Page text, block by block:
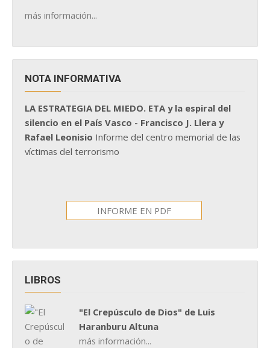
más información...
NOTA INFORMATIVA
LA ESTRATEGIA DEL MIEDO. ETA y la espiral del
silencio en el País Vasco - Francisco J. Llera y
Rafael Leonisio Informe del centro memorial de las
víctimas del terrorismo
INFORME EN PDF
LIBROS
"El Crepúsculo de Dios" de Luis
Haranburu Altuna
más información...